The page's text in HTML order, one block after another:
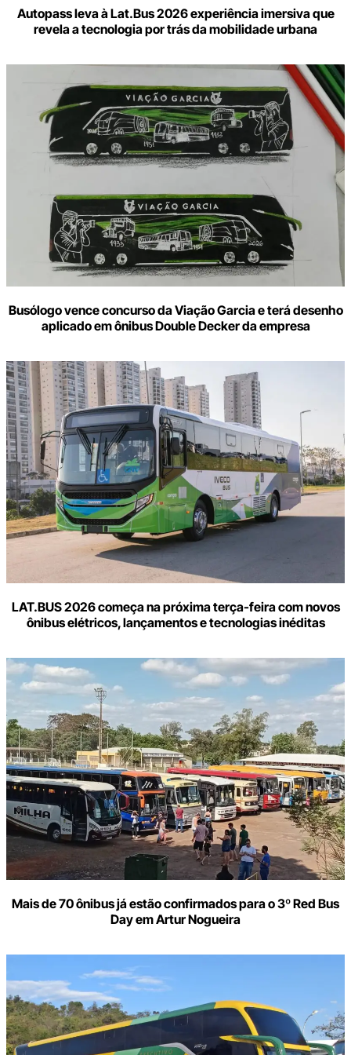
Autopass leva à Lat.Bus 2026 experiência imersiva que
revela a tecnologia por trás da mobilidade urbana
Busólogo vence concurso da Viação Garcia e terá desenho
aplicado em ônibus Double Decker da empresa
LAT.BUS 2026 começa na próxima terça-feira com novos
ônibus elétricos, lançamentos e tecnologias inéditas
Mais de 70 ônibus já estão confirmados para o 3º Red Bus
Day em Artur Nogueira